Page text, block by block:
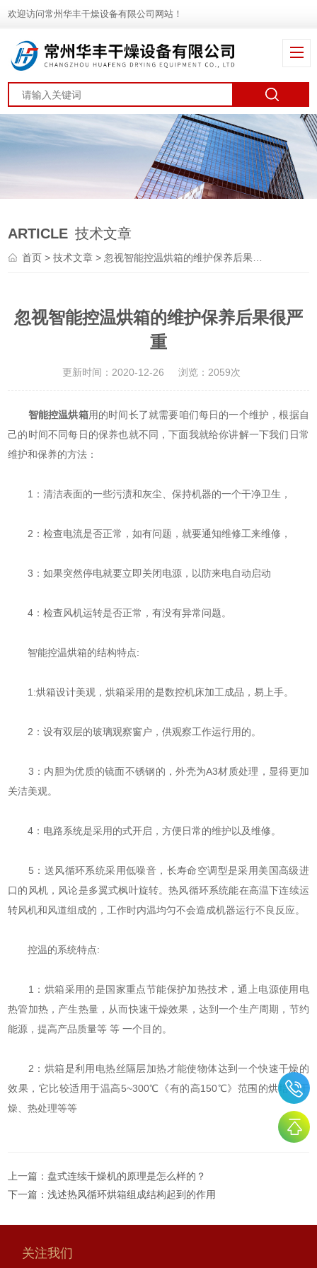
欢迎访问常州华丰干燥设备有限公司网站！
ARTICLE 技术文章
首页 >技术文章 > 忽视智能控温烘箱的维护保养后果很严重
忽视智能控温烘箱的维护保养后果很严
重
更新时间：2020-12-26 浏览：2059次
智能控温烘箱用的时间长了就需要咱们每日的一个维护，根据自
己的时间不同每日的保养也就不同，下面我就给你讲解一下我们日常
维护和保养的方法：
1：清洁表面的一些污渍和灰尘、保持机器的一个干净卫生，
2：检查电流是否正常，如有问题，就要通知维修工来维修，
3：如果突然停电就要立即关闭电源，以防来电自动启动
4：检查风机运转是否正常，有没有异常问题。
智能控温烘箱的结构特点:
1:烘箱设计美观，烘箱采用的是数控机床加工成品，易上手。
2：设有双层的玻璃观察窗户，供观察工作运行用的。
3：内胆为优质的镜面不锈钢的，外壳为A3材质处理，显得更加
关洁美观。
4：电路系统是采用的式开启，方便日常的维护以及维修。
5：送风循环系统采用低噪音，长寿命空调型是采用美国高级进
口的风机，风论是多翼式枫叶旋转。热风循环系统能在高温下连续运
转风机和风道组成的，工作时内温均匀不会造成机器运行不良反应。
控温的系统特点:
1：烘箱采用的是国家重点节能保护加热技术，通上电源使用电
热管加热，产生热量，从而快速干燥效果，达到一个生产周期，节约
能源，提高产品质量等 等 一个目的。
2：烘箱是利用电热丝隔层加热才能使物体达到一个快速干燥的
效果，它比较适用于温高5~300℃《有的高150℃》范围的烘培、干
燥、热处理等等
上一篇：盘式连续干燥机的原理是怎么样的？
下一篇：浅述热风循环烘箱组成结构起到的作用
关注我们